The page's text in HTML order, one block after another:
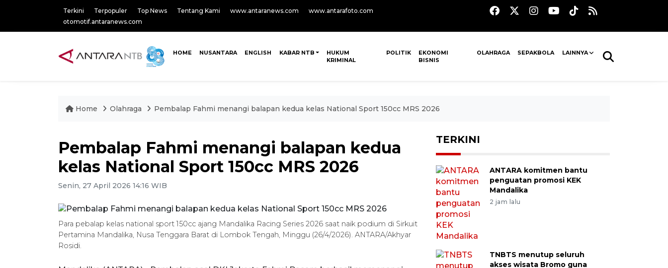
Terkini Terpopuler Top News Tentang Kami www.antaranews.com
www.antarafoto.com
otomotif.antaranews.com
HOME NUSANTARA ENGLISH KABAR NTB
HUKUM
KRIMINAL
POLITIK
EKONOMI
BISNIS
OLAHRAGA SEPAKBOLA LAINNYA
Home Olahraga Pembalap Fahmi menangi balapan kedua kelas National Sport 150cc MRS 2026
Pembalap Fahmi menangi balapan kedua
kelas National Sport 150cc MRS 2026
Senin, 27 April 2026 14:16 WIB
Para pebalap kelas national sport 150cc ajang Mandalika Racing Series 2026 saat naik podium di Sirkuit
Pertamina Mandalika, Nusa Tenggara Barat di Lombok Tengah, Minggu (26/4/2026). ANTARA/Akhyar
Rosidi.
TERKINI
ANTARA komitmen bantu
penguatan promosi KEK
Mandalika
2 jam lalu
TNBTS menutup seluruh
akses wisata Bromo guna